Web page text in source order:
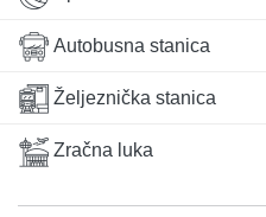
Autobusna stanica
Željeznička stanica
Zračna luka